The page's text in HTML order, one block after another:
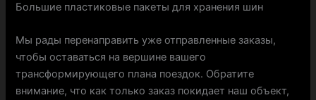
Большие пластиковые пакеты для хранения шин
Мы рады перенаправить уже отправленные заказы,
чтобы оставаться на вершине вашего
трансформирующего плана поездок. Обратите
внимание, что как только заказ покидает наш объект,